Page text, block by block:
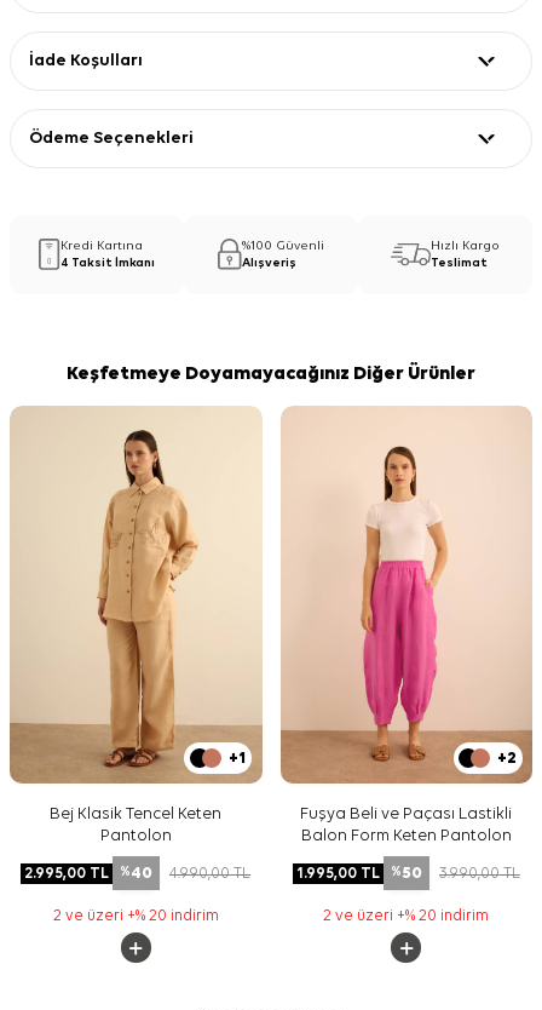
İade Koşulları
Ödeme Seçenekleri
Kredi Kartına
4 Taksit İmkanı
%100 Güvenli
Alışveriş
Hızlı Kargo
Teslimat
Keşfetmeye Doyamayacağınız Diğer Ürünler
+1
Bej Klasik Tencel Keten
Pantolon
2.995,00 TL %40 4.990,00TL
2 ve üzeri +% 20 indirim
+2
Fuşya Beli ve Paçası Lastikli
Balon Form Keten Pantolon
1.995,00TL %50 3.990,00TL
2 ve üzeri +% 20 indirim